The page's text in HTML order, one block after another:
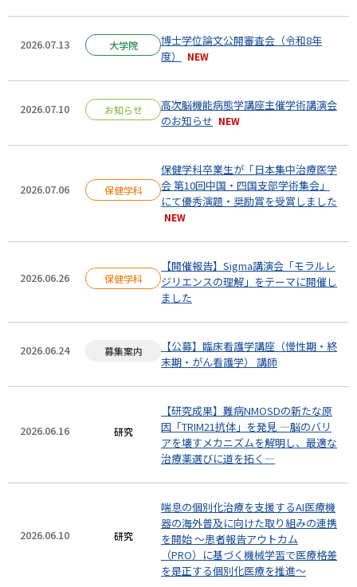
2026.07.13 大学院
博士学位論文公開審査会（令和8年
度）
2026.07.10 お知らせ
高次脳機能病態学講座主催学術講演会
のお知らせ
2026.07.06 保健学科
保健学科卒業生が「日本集中治療医学
会 第10回中国・四国支部学術集会」
にて優秀演題・奨励賞を受賞しました
2026.06.26 保健学科
【開催報告】Sigma講演会「モラルレ
ジリエンスの理解」をテーマに開催し
ました
2026.06.24 募集案内
【公募】臨床看護学講座（慢性期・終
末期・がん看護学） 講師
2026.06.16 研究
【研究成果】難病NMOSDの新たな原
因「TRIM21抗体」を発見 ―脳のバリ
アを壊すメカニズムを解明し、最適な
治療薬選びに道を拓く―
2026.06.10 研究
喘息の個別化治療を支援するAI医療機
器の海外普及に向けた取り組みの連携
を開始 〜患者報告アウトカム
（PRO）に基づく機械学習で医療格差
を是正する個別化医療を推進〜